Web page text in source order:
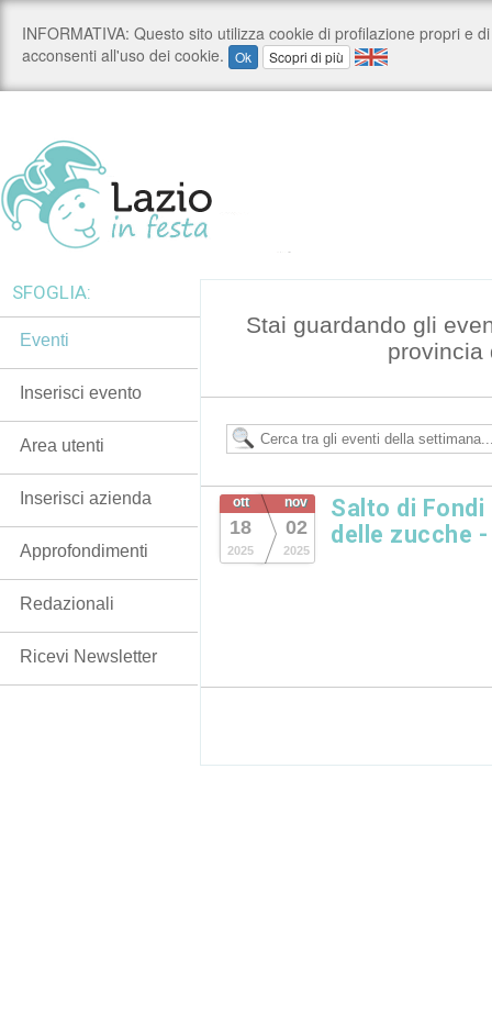
Stai guardando gli
provincia
ott
18
2025
nov
02
2025
Salto di
delle zucche
SFOGLIA:
Eventi
Inserisci evento
Area utenti
Inserisci azienda
Approfondimenti
Redazionali
Ricevi Newsletter